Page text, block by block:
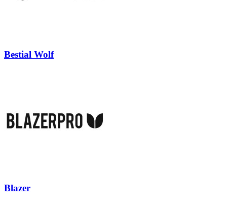
Bestial Wolf
Blazer